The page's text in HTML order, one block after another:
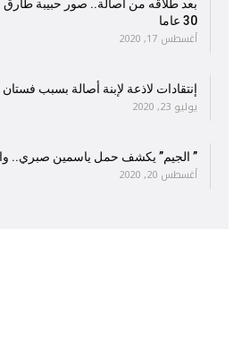
بعد طلاقه من أصالة.. صور حبيبة طارق
30 عاما
أغسطس 17, 2020
إنتقادات لاذعة لإبنة أصالة بسبب
يوليو 23, 2020
” الجيم” يكشف حمل ياسمين صبري..
أغسطس 20, 2020